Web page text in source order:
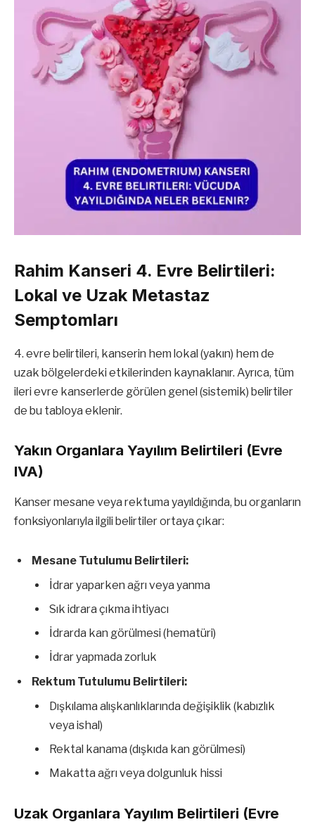
Rahim Kanseri 4. Evre Belirtileri:
Lokal ve Uzak Metastaz
Semptomları
4. evre belirtileri, kanserin hem lokal (yakın) hem de
uzak bölgelerdeki etkilerinden kaynaklanır. Ayrıca, tüm
ileri evre kanserlerde görülen genel (sistemik) belirtiler
de bu tabloya eklenir.
Yakın Organlara Yayılım Belirtileri (Evre
IVA)
Kanser mesane veya rektuma yayıldığında, bu organların
fonksiyonlarıyla ilgili belirtiler ortaya çıkar:
Mesane Tutulumu Belirtileri:
İdrar yaparken ağrı veya yanma
Sık idrara çıkma ihtiyacı
İdrarda kan görülmesi (hematüri)
İdrar yapmada zorluk
Rektum Tutulumu Belirtileri:
Dışkılama alışkanlıklarında değişiklik (kabızlık
veya ishal)
Rektal kanama (dışkıda kan görülmesi)
Makatta ağrı veya dolgunluk hissi
Uzak Organlara Yayılım Belirtileri (Evre